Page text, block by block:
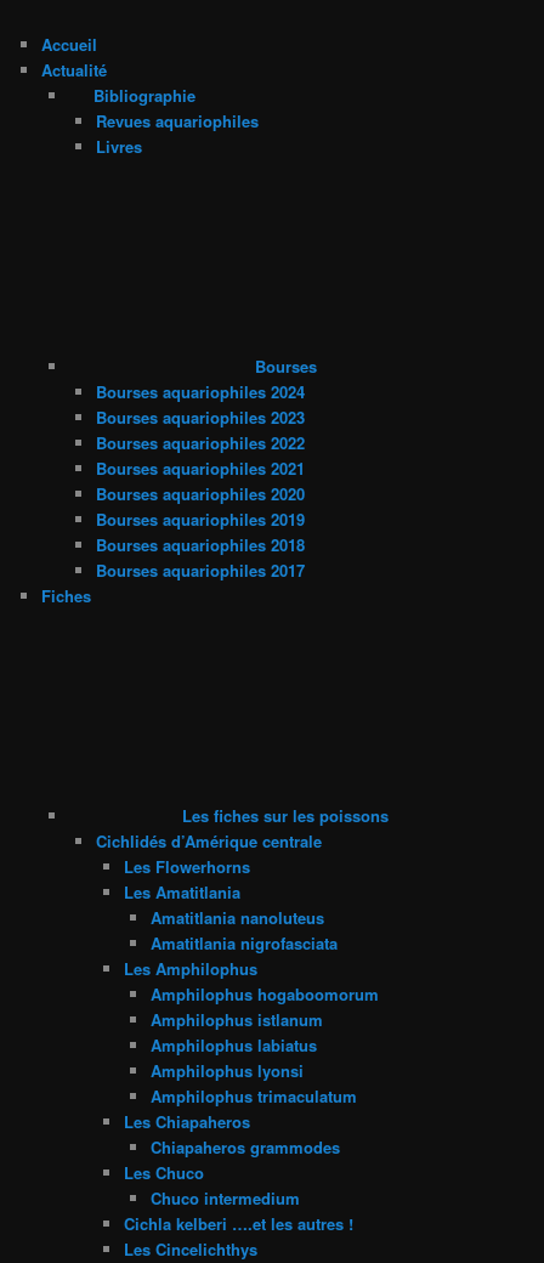
Accueil
Actualité
Bibliographie
Revues aquariophiles
Livres
Bourses
Bourses aquariophiles 2024
Bourses aquariophiles 2023
Bourses aquariophiles 2022
Bourses aquariophiles 2021
Bourses aquariophiles 2020
Bourses aquariophiles 2019
Bourses aquariophiles 2018
Bourses aquariophiles 2017
Fiches
Les fiches sur les poissons
Cichlidés d’Amérique centrale
Les Flowerhorns
Les Amatitlania
Amatitlania nanoluteus
Amatitlania nigrofasciata
Les Amphilophus
Amphilophus hogaboomorum
Amphilophus istlanum
Amphilophus labiatus
Amphilophus lyonsi
Amphilophus trimaculatum
Les Chiapaheros
Chiapaheros grammodes
Les Chuco
Chuco intermedium
Cichla kelberi ….et les autres !
Les Cincelichthys